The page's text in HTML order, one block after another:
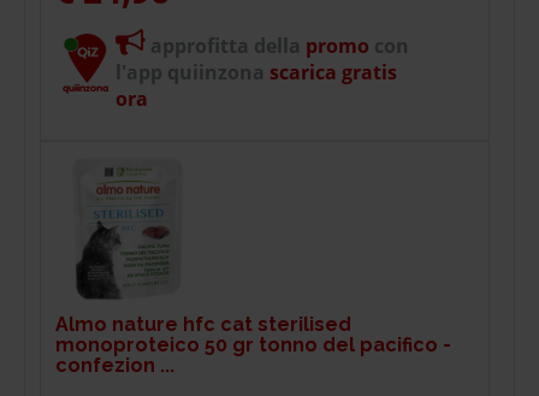
approfitta della promo con
l'app quiinzona scarica gratis
ora
Almo nature hfc cat sterilised
monoproteico 50 gr tonno del pacifico -
confezion ...